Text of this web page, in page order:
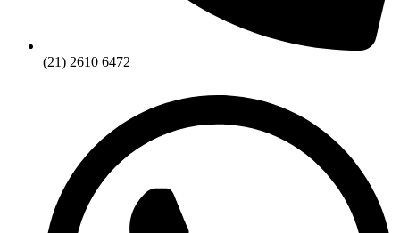
(21) 2610 6472